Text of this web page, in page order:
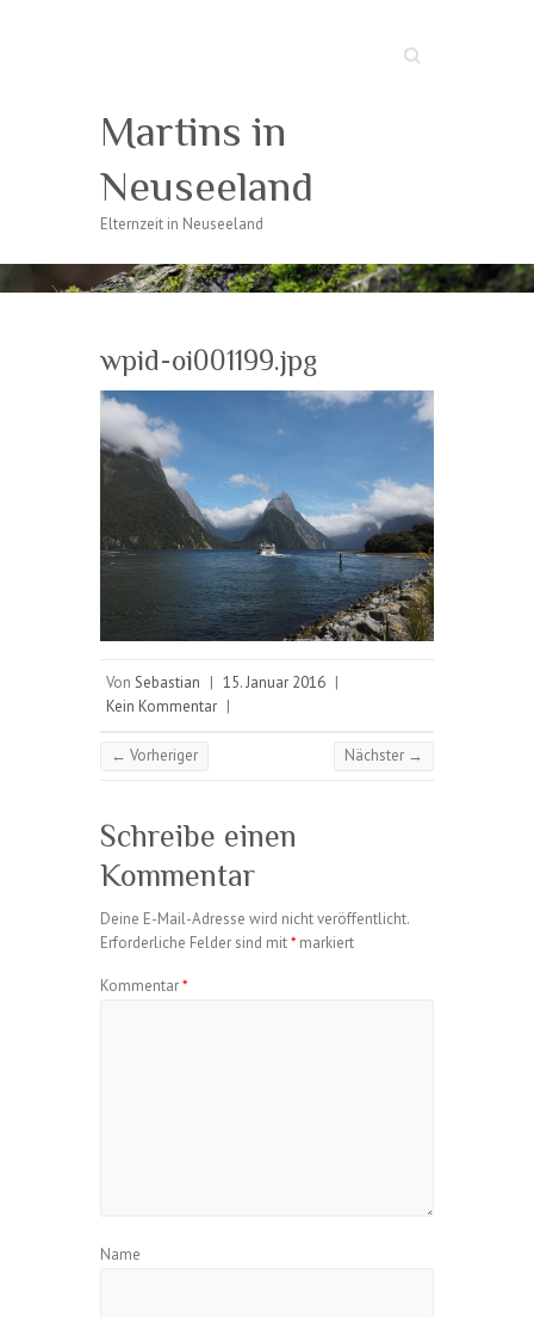
Suche
Martins in
Neuseeland
Elternzeit in Neuseeland
wpid-oi001199.jpg
Von Sebastian | 15. Januar 2016 |
Kein Kommentar |
← Vorheriger Nächster →
Schreibe einen
Kommentar
Deine E-Mail-Adresse wird nicht veröffentlicht.
Erforderliche Felder sind mit* markiert
Kommentar*
Name